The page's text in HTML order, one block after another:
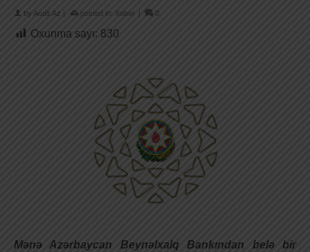
by Audit.Az | posted in: Xəbər | 0
Oxunma sayı: 830
Mənə Azərbaycan Beynəlxalq Bankından belə bir